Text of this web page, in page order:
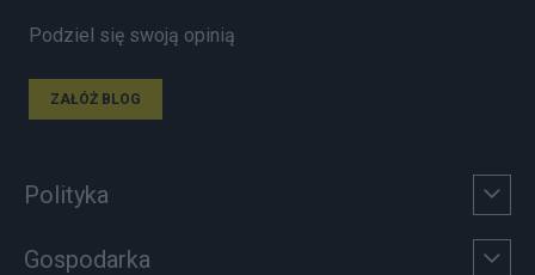
Podziel się swoją opinią
ZAŁÓŻ BLOG
Polityka
Gospodarka